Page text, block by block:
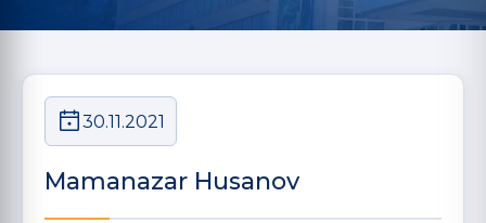
30.11.2021
Mamanazar Husanov